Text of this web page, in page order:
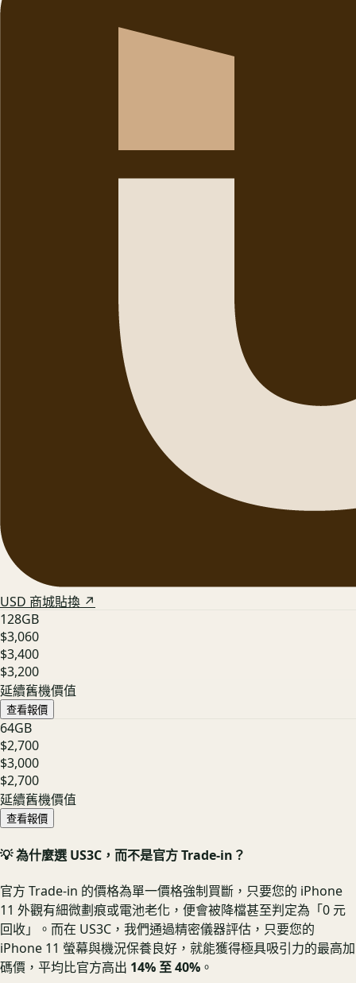
USD 商城貼換 ↗
128GB
$3,060
$3,400
$3,200
延續舊機價值
查看報價
64GB
$2,700
$3,000
$2,700
延續舊機價值
查看報價
💡 為什麼選 US3C，而不是官方 Trade-in？
官方 Trade-in 的價格為單一價格強制買斷，只要您的 iPhone
11 外觀有細微劃痕或電池老化，便會被降檔甚至判定為「0 元
回收」。而在 US3C，我們通過精密儀器評估，只要您的
iPhone 11 螢幕與機況保養良好，就能獲得極具吸引力的最高加
碼價，平均比官方高出 14% 至 40% 。